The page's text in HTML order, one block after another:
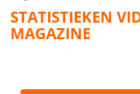
STATISTIEKEN
MAGAZINE